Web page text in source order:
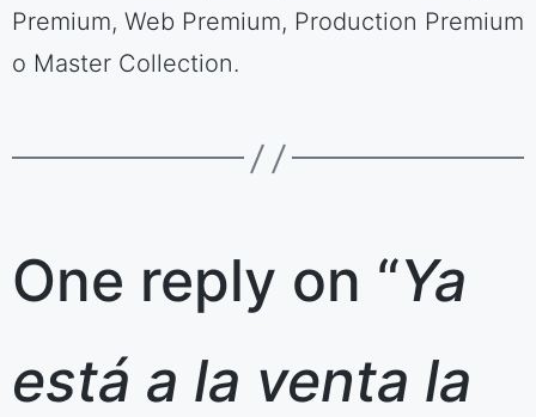
Premium, Web Premium, Production Premium
o Master Collection.
One reply on “Ya
está a la venta la